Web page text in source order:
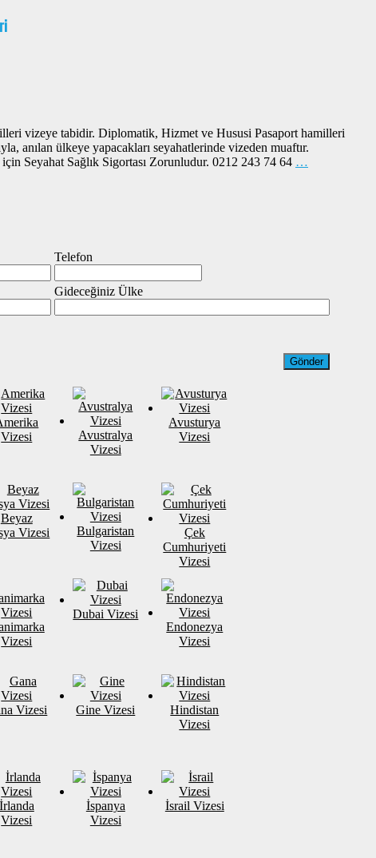
vizeye tabidir. Diplomatik, Hizmet ve Hususi Pasaport hamilleri
anılan ülkeye yapacakları seyahatlerinde vizeden muaftır.
için Seyahat Sağlık Sigortası Zorunludur. 0212 243 74 64 …
Telefon
Gideceğiniz Ülke
Vizesi
Avustralya
Vizesi
Avusturya
Vizesi
Beyaz
Vizesi
Bulgaristan
Vizesi
Çek
Cumhuriyeti
Vizesi
Vizesi
Dubai Vizesi
Endonezya
Vizesi
Vizesi Gine Vizesi
Hindistan
Vizesi
İrlanda
Vizesi
İspanya
Vizesi
İsrail Vizesi